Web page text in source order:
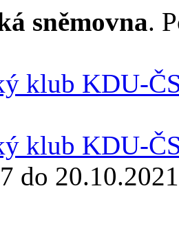
sněmovna.
klub KDU-
klub KDU-
do 20.10.2021